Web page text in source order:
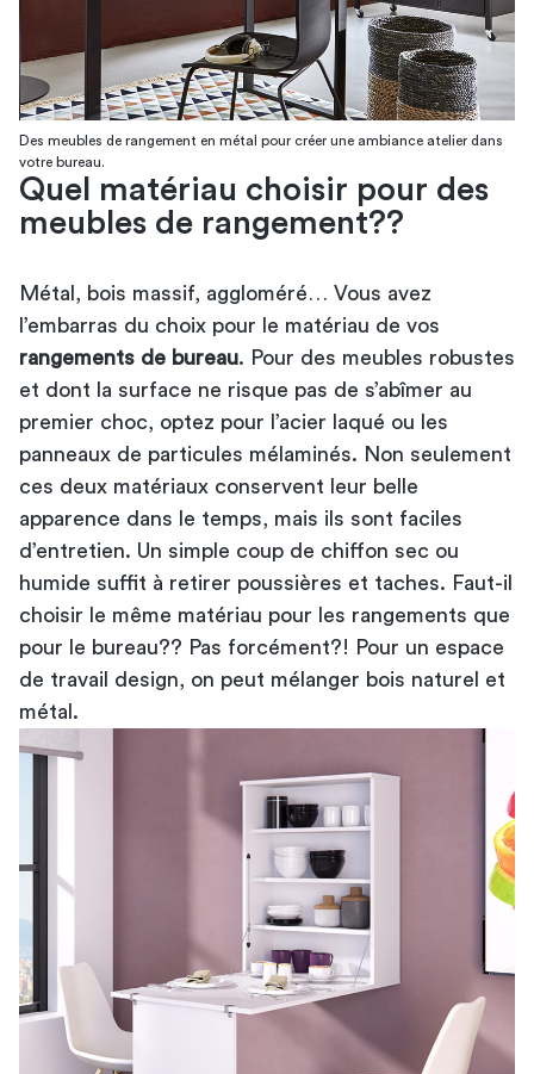
Des meubles de rangement en métal pour créer une ambiance atelier dans
votre bureau.
Quel matériau choisir pour des
meubles de rangement??
Métal, bois massif, aggloméré… Vous avez
l’embarras du choix pour le matériau de vos
rangements de bureau. Pour des meubles robustes
et dont la surface ne risque pas de s’abîmer au
premier choc, optez pour l’acier laqué ou les
panneaux de particules mélaminés. Non seulement
ces deux matériaux conservent leur belle
apparence dans le temps, mais ils sont faciles
d’entretien. Un simple coup de chiffon sec ou
humide suffit à retirer poussières et taches. Faut-il
choisir le même matériau pour les rangements que
pour le bureau?? Pas forcément?! Pour un espace
de travail design, on peut mélanger bois naturel et
métal.